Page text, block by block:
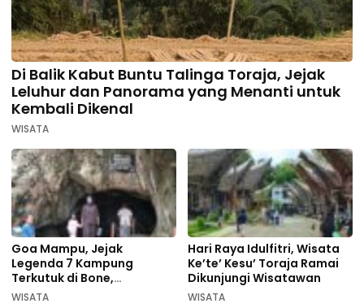
Di Balik Kabut Buntu Talinga Toraja, Jejak
Leluhur dan Panorama yang Menanti untuk
Kembali Dikenal
WISATA
Goa Mampu, Jejak
Legenda 7 Kampung
Terkutuk di Bone,
Rekomendasi Liburan
WISATA
Hari Raya Idulfitri, Wisata
Ke’te’ Kesu’ Toraja Ramai
Dikunjungi Wisatawan
WISATA